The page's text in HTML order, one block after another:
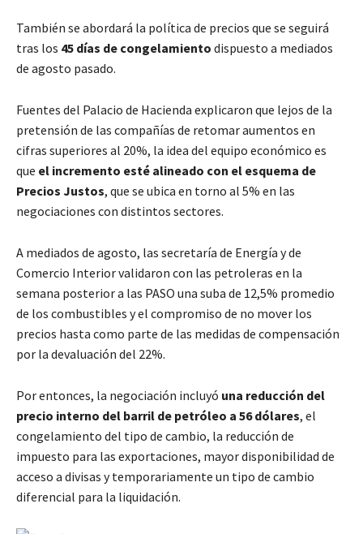
También se abordará la política de precios que se seguirá
tras los 45 días de congelamiento dispuesto a mediados
de agosto pasado.
Fuentes del Palacio de Hacienda explicaron que lejos de la
pretensión de las compañías de retomar aumentos en
cifras superiores al 20%, la idea del equipo económico es
que el incremento esté alineado con el esquema de
Precios Justos, que se ubica en torno al 5% en las
negociaciones con distintos sectores.
A mediados de agosto, las secretaría de Energía y de
Comercio Interior validaron con las petroleras en la
semana posterior a las PASO una suba de 12,5% promedio
de los combustibles y el compromiso de no mover los
precios hasta como parte de las medidas de compensación
por la devaluación del 22%.
Por entonces, la negociación incluyó una reducción del
precio interno del barril de petróleo a 56 dólares, el
congelamiento del tipo de cambio, la reducción de
impuesto para las exportaciones, mayor disponibilidad de
acceso a divisas y temporariamente un tipo de cambio
diferencial para la liquidación.